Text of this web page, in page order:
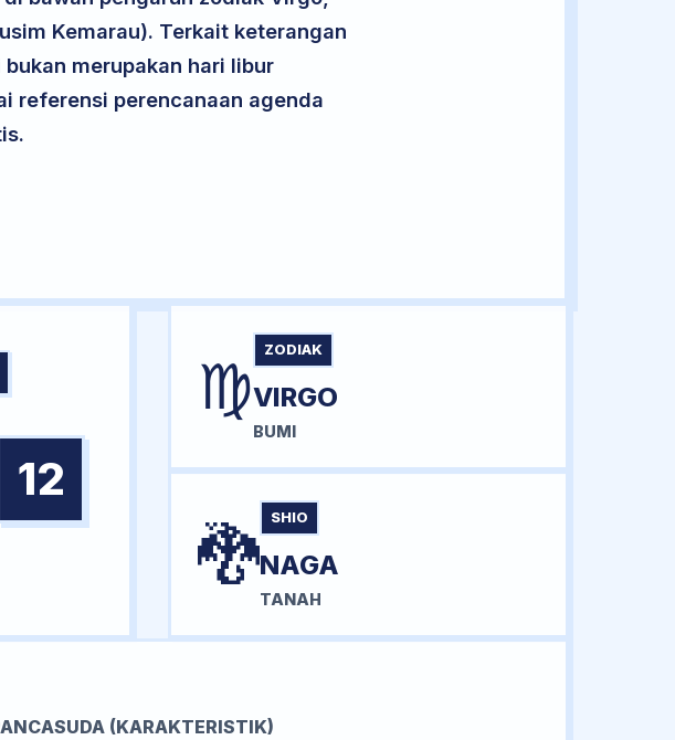
Kemarau). Terkait keterangan
merupakan hari libur
referensi perencanaan agenda
12
♍ ZODIAK
VIRGO
BUMI
🐉 SHIO
NAGA
TANAH
(KARAKTERISTIK)